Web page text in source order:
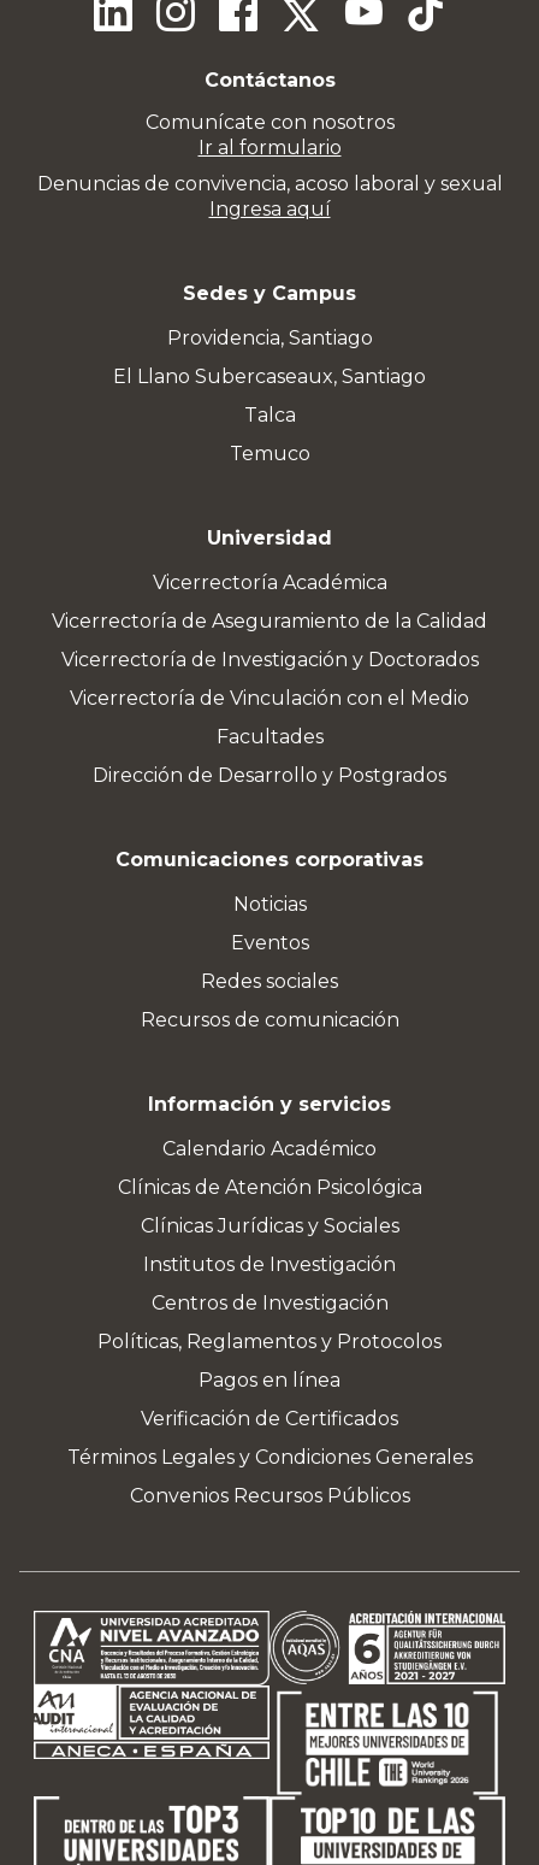
Contáctanos
Comunícate con nosotros
Ir al formulario
Denuncias de convivencia, acoso laboral y sexual
Ingresa aquí
Sedes y Campus
Providencia, Santiago
El Llano Subercaseaux, Santiago
Talca
Temuco
Universidad
Vicerrectoría Académica
Vicerrectoría de Aseguramiento de la Calidad
Vicerrectoría de Investigación y Doctorados
Vicerrectoría de Vinculación con el Medio
Facultades
Dirección de Desarrollo y Postgrados
Comunicaciones corporativas
Noticias
Eventos
Redes sociales
Recursos de comunicación
Información y servicios
Calendario Académico
Clínicas de Atención Psicológica
Clínicas Jurídicas y Sociales
Institutos de Investigación
Centros de Investigación
Políticas, Reglamentos y Protocolos
Pagos en línea
Verificación de Certificados
Términos Legales y Condiciones Generales
Convenios Recursos Públicos